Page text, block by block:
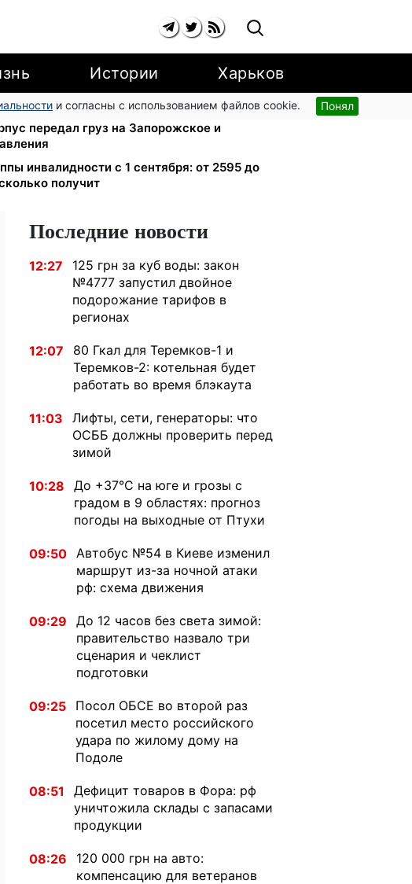
Истории Харьков
и согласны с использованием файлов cookie. Понял
станции и аппараты для реанимации:
передал груз на Запорожское и
инвалидности с 1 сентября: от 2595 до
получит
Последние новости
12:27
125 грн за куб воды: закон
№4777 запустил двойное
подорожание тарифов в
регионах
12:07
80 Гкал для Теремков-1 и
Теремков-2: котельная будет
работать во время блэкаута
11:03
Лифты, сети, генераторы: что
ОСББ должны проверить перед
зимой
10:28
До +37°C на юге и грозы с
градом в 9 областях: прогноз
погоды на выходные от Птухи
09:50 Автобус №54 в Киеве изменил
маршрут из-за ночной атаки
рф: схема движения
09:29
До 12 часов без света зимой:
правительство назвало три
сценария и чеклист
подготовки
09:25
Посол ОБСЕ во второй раз
посетил место российского
удара по жилому дому на
Подоле
08:51
Дефицит товаров в Фора: рф
уничтожила склады с запасами
продукции
08:26
120 000 грн на авто:
компенсацию для ветеранов